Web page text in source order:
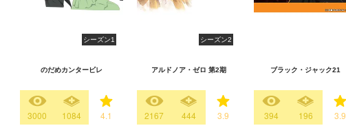
シーズン1
のだめカンタービレ
3000 1084 4.1
シーズン2
アルドノア・ゼロ 第2期
2167 444 3.9
ブラック・ジャック21
394 196 3.9